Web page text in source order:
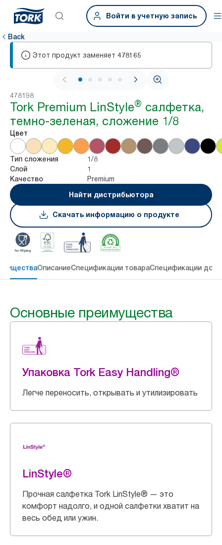
Войти в учетную запись
Back
Этот продукт заменяет 478165
1 / 5
478198
Tork Premium LinStyle® салфетка,
темно-зеленая, сложение 1/8
Цвет
Тип сложения 1/8
Слой 1
Качество
Premium
Найти дистрибьютора
Скачать информацию о продукте
ОписаниеСпецификации товараСпецификации
Основные преимущества
Упаковка Tork Easy Handling®
Легче переносить, открывать и утилизировать
LinStyle®
Прочная салфетка Tork LinStyle® — это
комфорт надолго, и одной салфетки хватит на
весь обед или ужин.